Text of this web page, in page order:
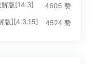
解版[14.3]
4605 赞
版][4.3.15]
4524 赞